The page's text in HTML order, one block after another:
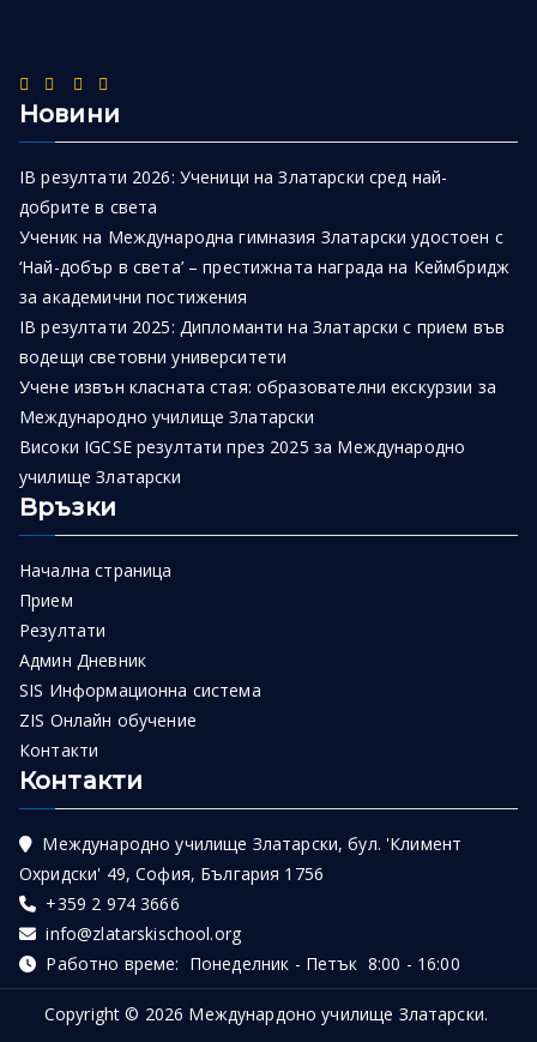
Новини
IB резултати 2026: Ученици на Златарски сред най-
добрите в света
Ученик на Международна гимназия Златарски удостоен с
‘Най-добър в света’ – престижната награда на Кеймбридж
за академични постижения
IB резултати 2025: Дипломанти на Златарски с прием във
водещи световни университети
Учене извън класната стая: образователни екскурзии за
Международно училище Златарски
Високи IGCSE резултати през 2025 за Международно
училище Златарски
Връзки
Начална страница
Прием
Резултати
Админ Дневник
SIS Информационна система
ZIS Онлайн обучение
Контакти
Контакти
Международно училище Златарски, бул. 'Климент
Охридски' 49, София, България 1756
+359 2 974 3666
info@zlatarskischool.org
Работно време: Понеделник - Петък 8:00 - 16:00
Copyright © 2026 Междунардоно училище Златарски.